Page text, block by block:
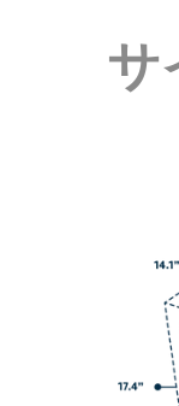
アクセサリ
完全密閉で
サ